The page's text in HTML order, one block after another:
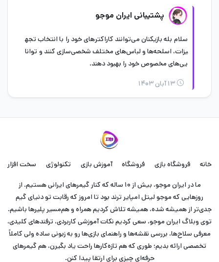
پشتیبانی ایران موجو
سلام بله بازیکنان می‌توانند کاراکترهای خود را با انتخاب تجه
یزات، اسلحه‌ها و لباس‌های مختلف شخصی‌سازی کنند و توانا
یی‌های مخصوص خود را بهبود دهند.
۱۳ آبان ۱۴۰۳
خانه فروشگاه بازی فروشگاه آموزش بازی تکنولوژی سخت افزار
ما در ایران موجو، بیش از ۱۰ ساله که کنار گیمرهای ایرانی هستیم. از
روزهایی که موجو لیتل امپایر ترند بود تا امروز که رقابت تو دنیای گیم
جدی‌تر از همیشه شده، همیشه تلاش کردیم همراه و هم‌مسیر پلیرها باشیم.
توی وبلاگ ایران موجو، سعی کردیم نکات آموزشی کاربردی، ترفندهای کلیدی،
معرفی سلاح‌ها، بررسی نقشه‌ها و راهنمای بازی‌ها رو به زبونی ساده ولی کاملاً
تخصصی ارائه بدیم؛ طوری که هم تازه‌کارها راحت یاد بگیرن، هم گیمرهای
حرفه‌ای چیزی برای ارتقا پیدا کنن.